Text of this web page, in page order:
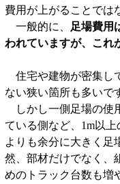
費用が上がることでは
一般的に、
足場費用
われていますが、これ
住宅や建物が密集し
ない狭い箇所も多いで
しかし一側足場の使
ている側など、1m以
よりも余分に大きく足
然、部材だけでなく、
めのトラック台数も増